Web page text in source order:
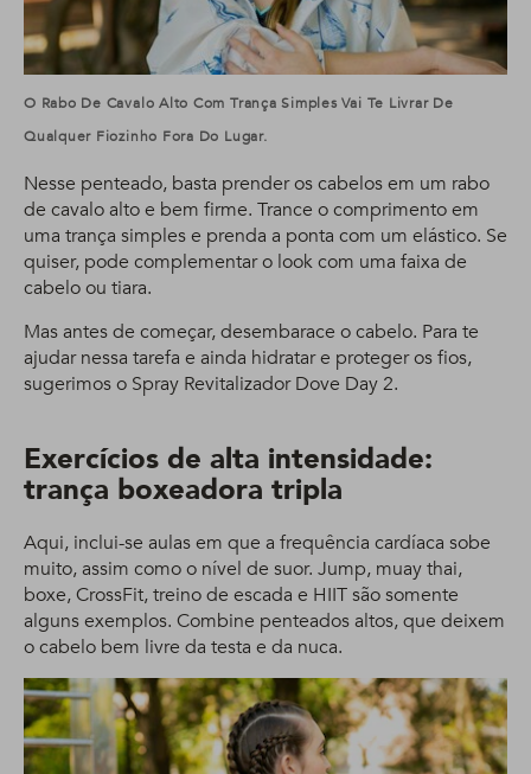
O Rabo De Cavalo Alto Com Trança Simples Vai Te Livrar De
Qualquer Fiozinho Fora Do Lugar.
Nesse penteado, basta prender os cabelos em um rabo
de cavalo alto e bem firme. Trance o comprimento em
uma trança simples e prenda a ponta com um elástico. Se
quiser, pode complementar o look com uma faixa de
cabelo ou tiara.
Mas antes de começar, desembarace o cabelo. Para te
ajudar nessa tarefa e ainda hidratar e proteger os fios,
sugerimos o Spray Revitalizador Dove Day 2.
Exercícios de alta intensidade:
trança boxeadora tripla
Aqui, inclui-se aulas em que a frequência cardíaca sobe
muito, assim como o nível de suor. Jump, muay thai,
boxe, CrossFit, treino de escada e HIIT são somente
alguns exemplos. Combine penteados altos, que deixem
o cabelo bem livre da testa e da nuca.